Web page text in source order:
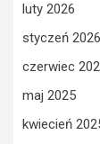
luty 2026
styczeń 2026
czerwiec
maj 2025
kwiecień